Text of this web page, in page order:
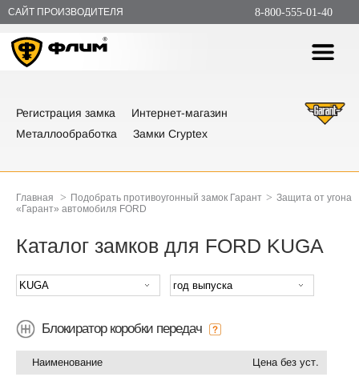
САЙТ ПРОИЗВОДИТЕЛЯ 8-800-555-01-40
Регистрация замка
Интернет-магазин
Металлообработка
Замки Cryptex
Главная > Подобрать противоугонный замок Гарант > Защита от угона
«Гарант» автомобиля FORD
Каталог замков для FORD KUGA
Блокиратор коробки передач
Наименование Цена без уст.